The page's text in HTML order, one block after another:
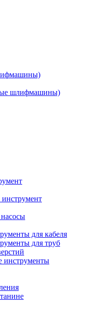
шлифмашины)
для кабеля
для труб
инструменты